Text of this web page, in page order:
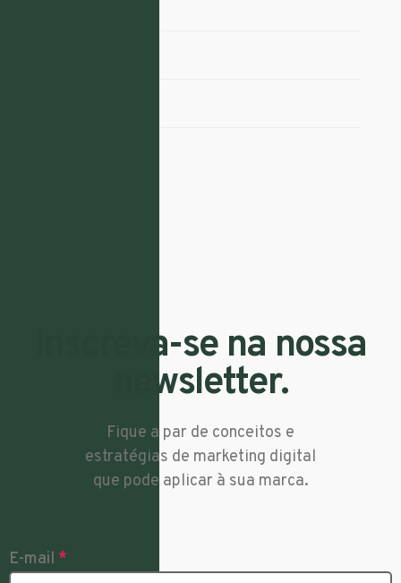
Inscreva-se na nossa
newsletter.
Fique a par de conceitos e
estratégias de marketing digital
que pode aplicar à sua marca.
E-mail *